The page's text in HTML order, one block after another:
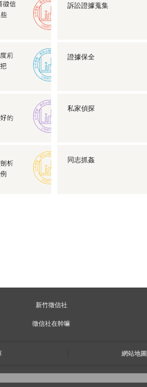
訴訟證據蒐集
證據保全
私家偵探
同志抓姦
新竹徵信社
徵信社在幹嘛
網站地圖